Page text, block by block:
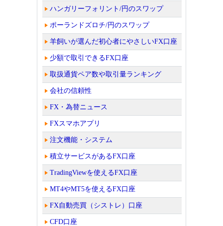
ハンガリーフォリント/円のスワップ
ポーランドズロチ/円のスワップ
羊飼いが選んだ初心者にやさしいFX口座
少額で取引できるFX口座
取扱通貨ペア数や取引量ランキング
会社の信頼性
FX・為替ニュース
FXスマホアプリ
注文機能・システム
積立サービスがあるFX口座
TradingViewを使えるFX口座
MT4やMT5を使えるFX口座
FX自動売買（シストレ）口座
CFD口座